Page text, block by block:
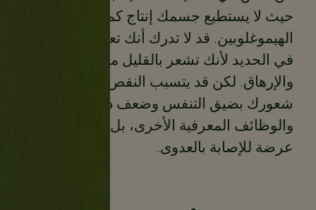
حيث لا يستطيع جسمك إنتاج كمية كافية من
الهيموغلوبين. قد لا تدرك أنك تعاني من نقص
في الحديد لأنك تشعر بالقليل من التعب
والإرهاق. لكن قد يتسبب النقص المستمر في
شعورك بضيق التنفس وضعف ذاكرتك
والوظائف المعرفية الأخرى، بل ويجعلك
عرضة للإصابة بالعدوى.